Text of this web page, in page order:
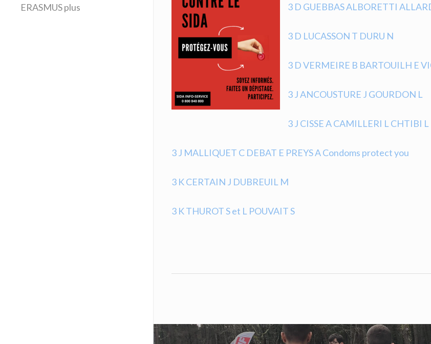
Technologie
ERASMUS plus 3 D GUEBBAS ALBORETTI
3 D LUCASSON T DURU N
3 D VERMEIRE B BARTOUILH E
3 J ANCOUSTURE J GOURDON L
3 J CISSE A CAMILLERI L CHTIBI L
3 J MALLIQUET C DEBAT E PREYS A Condoms protect you
3 K CERTAIN J DUBREUIL M
3 K THUROT S et L POUVAIT S